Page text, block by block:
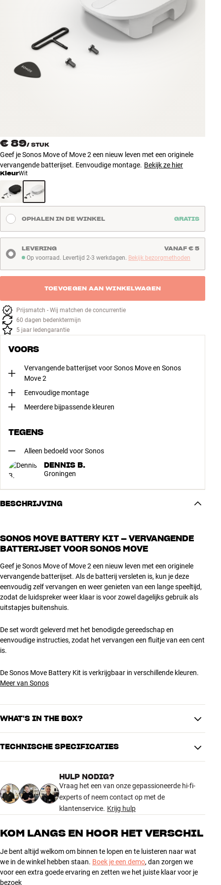
INSPIRATIE
Klantenservice
Inloggen
Klantenservice
Bouw met geluid
€ 89/ STUK
Geef je Sonos Move of Move 2 een nieuw leven met een originele
vervangende batterijset. Eenvoudige montage. Bekijk ze hier
KleurWit
OPHALEN IN DE WINKEL GRATIS
Op voorraad. Levertijd 2-3 werkdagen
Op voorraad. Levertijd 2-3 werkdagen. Bekijk bezorgmethoden
LEVERING VANAF € 5
TOEVOEGEN AAN WINKELWAGEN
Prijsmatch - Wij matchen de concurrentie
60 dagen bedenktermijn
5 jaar ledengarantie
VOORS
Vervangende batterijset voor Sonos Move en Sonos
Move 2
Eenvoudige montage
Meerdere bijpassende kleuren
TEGENS
Alleen bedoeld voor Sonos
DENNIS B.
Groningen
BESCHRIJVING
SONOS MOVE BATTERY KIT – VERVANGENDE
BATTERIJSET VOOR SONOS MOVE
Geef je Sonos Move of Move 2 een nieuw leven met een originele
vervangende batterijset. Als de batterij versleten is, kun je deze
eenvoudig zelf vervangen en weer genieten van een lange speeltijd,
zodat de luidspreker weer klaar is voor zowel dagelijks gebruik als
uitstapjes buitenshuis.
De set wordt geleverd met het benodigde gereedschap en
eenvoudige instructies, zodat het vervangen een fluitje van een cent
is.
De Sonos Move Battery Kit is verkrijgbaar in verschillende kleuren.
Meer van Sonos
WHAT'S IN THE BOX?
Montagehandleiding
TECHNISCHE SPECIFICATIES
AFMETINGEN EN DESIGN
Kleur
Gewicht (kg)
0,32
Gewicht verpakking (kg)
0,65
Afmetingen (verpakking)
hoogte x diepte)
ALGEMENE KARAKTERISTIEKEN
Vervangende batterijkit voor Sonos Move, Sonos Move 2
HULP NODIG?
Vraag het een van onze gepassioneerde hi-fi-
experts of neem contact op met de
klantenservice. Krijg hulp
KOM LANGS EN HOOR HET VERSCHIL
Je bent altijd welkom om binnen te lopen en te luisteren naar wat
we in de winkel hebben staan. Boek je een demo, dan zorgen we
voor een extra goede ervaring en zetten we het juiste klaar voor je
bezoek